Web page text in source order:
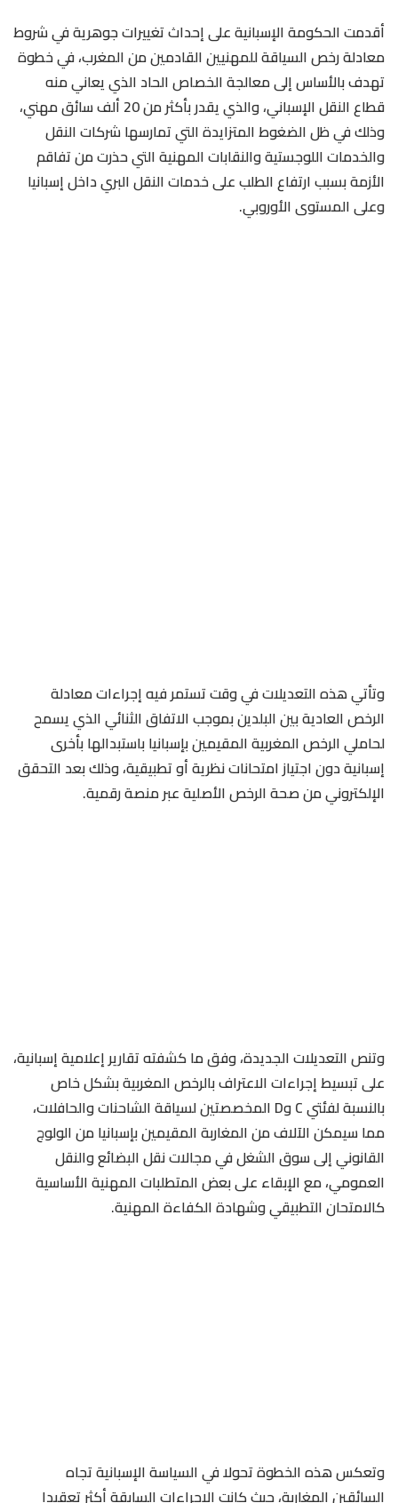
أقدمت الحكومة الإسبانية على إحداث تغييرات جوهرية في شروط
معادلة رخص السياقة للمهنيين القادمين من المغرب، في خطوة
تهدف بالأساس إلى معالجة الخصاص الحاد الذي يعاني منه
قطاع النقل الإسباني، والذي يقدر بأكثر من 20 ألف سائق مهني،
وذلك في ظل الضغوط المتزايدة التي تمارسها شركات النقل
والخدمات اللوجستية والنقابات المهنية التي حذرت من تفاقم
الأزمة بسبب ارتفاع الطلب على خدمات النقل البري داخل إسبانيا
وعلى المستوى الأوروبي.
وتأتي هذه التعديلات في وقت تستمر فيه إجراءات معادلة
الرخص العادية بين البلدين بموجب الاتفاق الثنائي الذي يسمح
لحاملي الرخص المغربية المقيمين بإسبانيا باستبدالها بأخرى
إسبانية دون اجتياز امتحانات نظرية أو تطبيقية، وذلك بعد التحقق
الإلكتروني من صحة الرخص الأصلية عبر منصة رقمية.
وتنص التعديلات الجديدة، وفق ما كشفته تقارير إعلامية إسبانية،
على تبسيط إجراءات الاعتراف بالرخص المغربية بشكل خاص
بالنسبة لفئتي C وD المخصصتين لسياقة الشاحنات والحافلات،
مما سيمكن الآلاف من المغاربة المقيمين بإسبانيا من الولوج
القانوني إلى سوق الشغل في مجالات نقل البضائع والنقل
العمومي، مع الإبقاء على بعض المتطلبات المهنية الأساسية
كالامتحان التطبيقي وشهادة الكفاءة المهنية.
وتعكس هذه الخطوة تحولا في السياسة الإسبانية تجاه
السائقين المغاربة، حيث كانت الإجراءات السابقة أكثر تعقيدا